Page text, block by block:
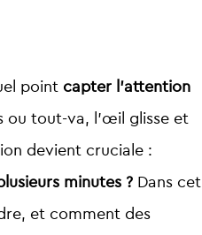
point capter l’attention
ou tout-va, l’œil glisse et
devient cruciale :
minutes ? Dans cet
et comment des